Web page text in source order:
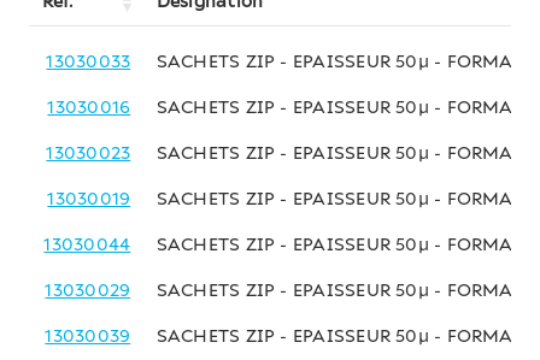
13030033 SACHETS ZIP - EPAISSEUR 50µ - FORMAT
13030016 SACHETS ZIP - EPAISSEUR 50µ - FORMAT
13030023 SACHETS ZIP - EPAISSEUR 50µ - FORMAT
13030019 SACHETS ZIP - EPAISSEUR 50µ - FORMAT
13030044 SACHETS ZIP - EPAISSEUR 50µ - FORMAT
13030029 SACHETS ZIP - EPAISSEUR 50µ - FORMAT
13030039 SACHETS ZIP - EPAISSEUR 50µ - FORMAT